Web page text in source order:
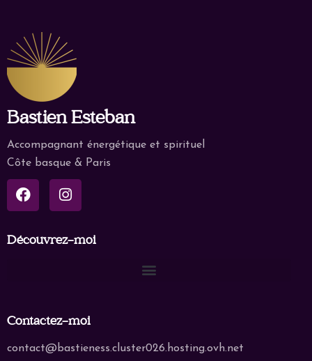
Bastien Esteban
Accompagnant énergétique et spirituel
Côte basque & Paris
Découvrez-moi
Contactez-moi
contact@bastieness.cluster026.hosting.ovh.net